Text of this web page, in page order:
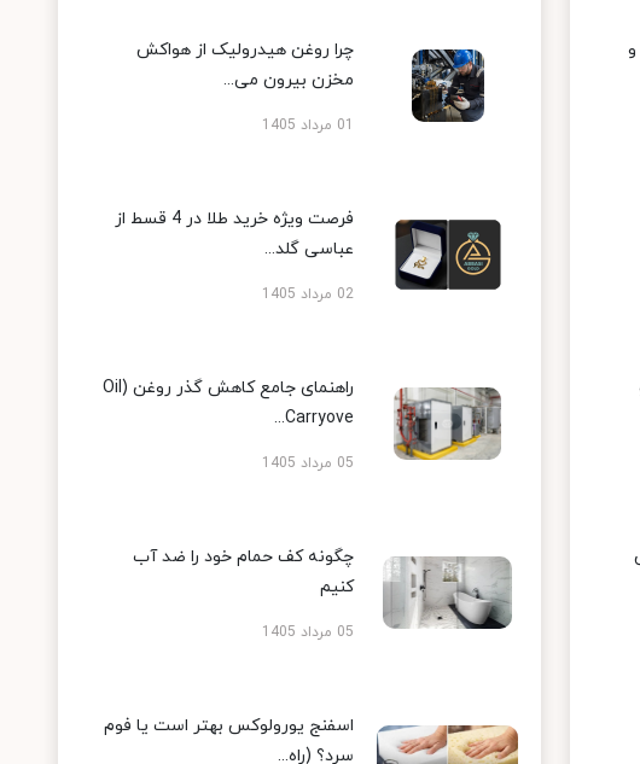
چرا روغن هیدرولیک از هواکش
مخزن بیرون می...
01 مرداد 1405
فرصت ویژه خرید طلا در 4 قسط از
عباسی گلد...
02 مرداد 1405
راهنمای جامع کاهش گذر روغن (Oil
Carryove...
05 مرداد 1405
چگونه کف حمام خود را ضد آب
کنیم
05 مرداد 1405
اسفنج یورولوکس بهتر است یا فوم
سرد؟ (راه...